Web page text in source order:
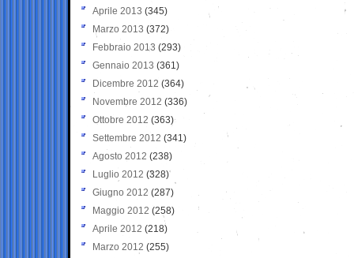
Aprile 2013 (345)
Marzo 2013 (372)
Febbraio 2013 (293)
Gennaio 2013 (361)
Dicembre 2012 (364)
Novembre 2012 (336)
Ottobre 2012 (363)
Settembre 2012 (341)
Agosto 2012 (238)
Luglio 2012 (328)
Giugno 2012 (287)
Maggio 2012 (258)
Aprile 2012 (218)
Marzo 2012 (255)